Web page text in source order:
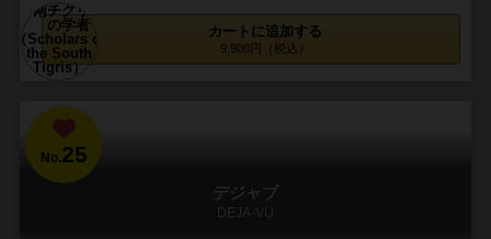
カートに追加する
9,900円（税込）
No.25
デジャブ
DEJA-VU